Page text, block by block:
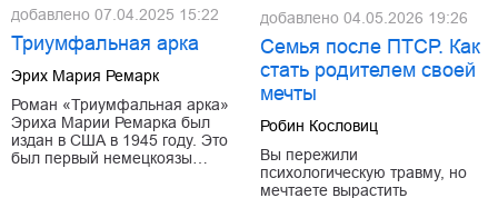
добавлено 07.04.2025 15:22
Триумфальная арка
Эрих Мария Ремарк
Роман «Триумфальная арка»
Эриха Марии Ремарка был
издан в США в 1945 году. Это
был первый немецкоязы…
добавлено 04.05.2026 19:26
Семья после ПТСР. Как
стать родителем своей
мечты
Робин Кословиц
Вы пережили
психологическую травму, но
мечтаете вырастить